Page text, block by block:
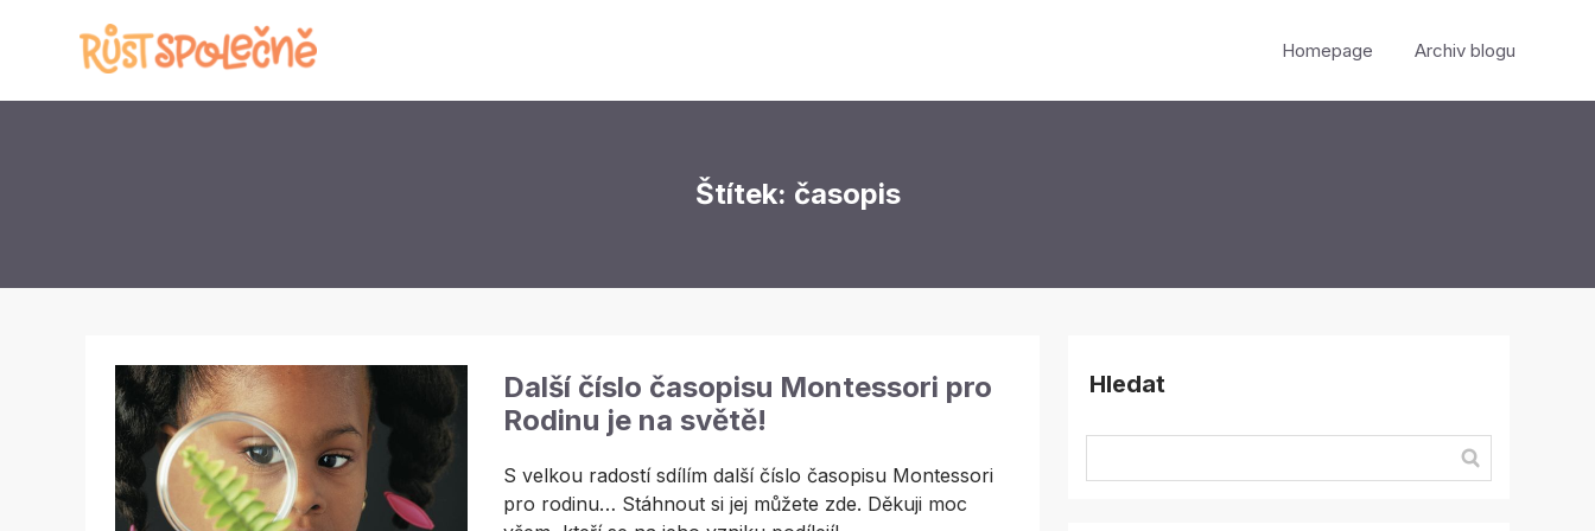
Homepage Archiv blogu
Štítek: časopis
Další číslo časopisu Montessori pro
Rodinu je na světě!
S velkou radostí sdílím další číslo časopisu Montessori
pro rodinu… Stáhnout si jej můžete zde. Děkuji moc
Hledat